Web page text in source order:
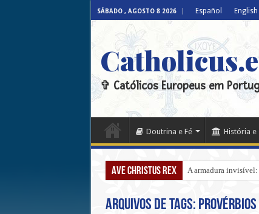
SÁBADO , AGOSTO 8 2026 Español English
✞ Católicos Europeus em
Doutrina e Fé História e
Ave Christus Rex A armadura invisível:
Arquivos de tags: Provérbios